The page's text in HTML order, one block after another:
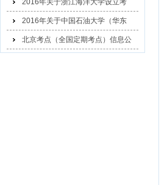
2016年关于浙江海洋大学设立考
2016年关于中国石油大学（华东
北京考点（全国定期考点）信息公